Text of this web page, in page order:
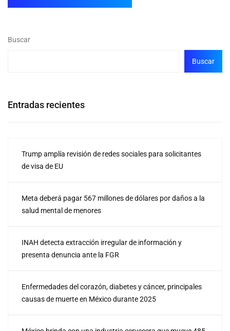
Buscar
Buscar
Entradas recientes
Trump amplía revisión de redes sociales para solicitantes
de visa de EU
Meta deberá pagar 567 millones de dólares por daños a la
salud mental de menores
INAH detecta extracción irregular de información y
presenta denuncia ante la FGR
Enfermedades del corazón, diabetes y cáncer, principales
causas de muerte en México durante 2025